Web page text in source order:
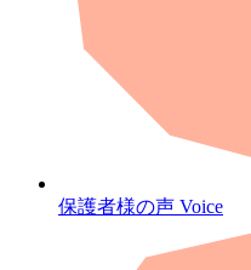
保護者様の声 Voice